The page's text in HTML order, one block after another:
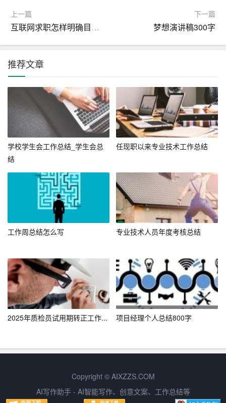
二、存在问题与挑战
– 资金分配不均：部分重点建设项目因资金紧张而进展缓
慢，反映出资金分配机制尚需完善。
– 债务风险加剧：随着基础设施建设投入的增加，乡镇债
务规模逐渐扩大，债务管理压力增大。
– 财务管理人才短缺：专业化的财务管理人员不足，影响
了财务管理的质量和效率。
– 监督机制不健全：虽然信息化提高了透明度，但监督机
制和问责体系仍需加强，以确保每一分钱都用在刀刃上。
三、改进措施与未来规划
– 优化资金分配机制：建立更加科学合理的资金分配模
型，确保重点项目和民生工程得到充足资金支持。同时，
探索多元化融资渠道，减轻财政压力。
– 加强债务管理：建立健全债务预警和风险控制体系，严
– 人才培养与引进：加大财务管理专业培训力度，吸引更
– 完善监督体系：强化内部审计和社会监督，建立健全问
上一篇
互联网求职怎样明确目的_网申技巧
下一篇
梦想演讲稿300字
推荐文章
学校学生会工作总结_学生会总
结
任现职以来专业技术工作总结
工作周总结怎么写 专业技术人员年度考核总结
2025年质检员试用期转正工作... 项目经理个人总结800字
Copyright © AIXZZS.COM
AI写作助手 - AI智能写作、创意文案、工作总结等